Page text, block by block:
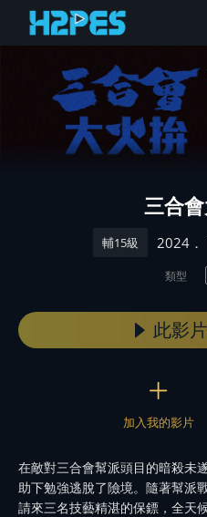
三合
輔15級 2024．
類型
此影
加入我的影片
在敵對三合會幫派頭目的暗殺未
助下勉強逃脫了險境。隨著幫派
請來三名技藝精湛的保鏢，全天